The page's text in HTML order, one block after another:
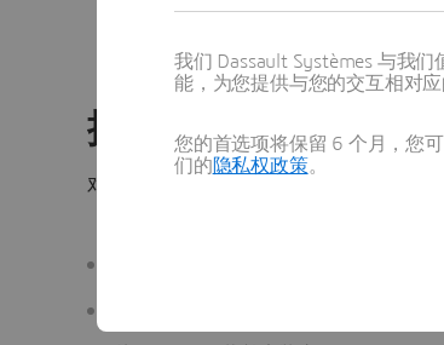
摘要
对于这一新版本，其主要优势涉及以下主
我们 Dassault Systèmes 与我
能，为您提供与您的交互相对
您的首选项将保留 6 个月，您
们的隐私权政策。